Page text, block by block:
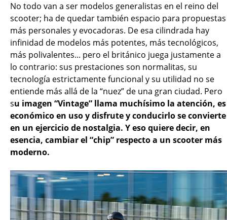
No todo van a ser modelos generalistas en el reino del
scooter; ha de quedar también espacio para propuestas
más personales y evocadoras. De esa cilindrada hay
infinidad de modelos más potentes, más tecnológicos,
más polivalentes... pero el británico juega justamente a
lo contrario: sus prestaciones son normalitas, su
tecnología estrictamente funcional y su utilidad no se
entiende más allá de la “nuez” de una gran ciudad. Pero
su imagen “Vintage” llama muchísimo la atención, es
económico en uso y disfrute y conducirlo se convierte
en un ejercicio de nostalgia. Y eso quiere decir, en
esencia, cambiar el “chip” respecto a un scooter más
moderno.